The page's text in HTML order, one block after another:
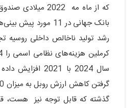
که از ماه مه 2022
بانک جهانی در 11
رشد تولید ناخالص داخلی روسیه
سال 2024 با 2021
گذشته که قابل توجه نیز هست،